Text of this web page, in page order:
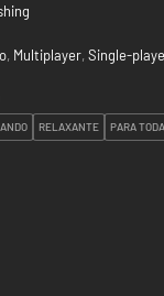
, Multiplayer, Single-
RELAXANTE PARA